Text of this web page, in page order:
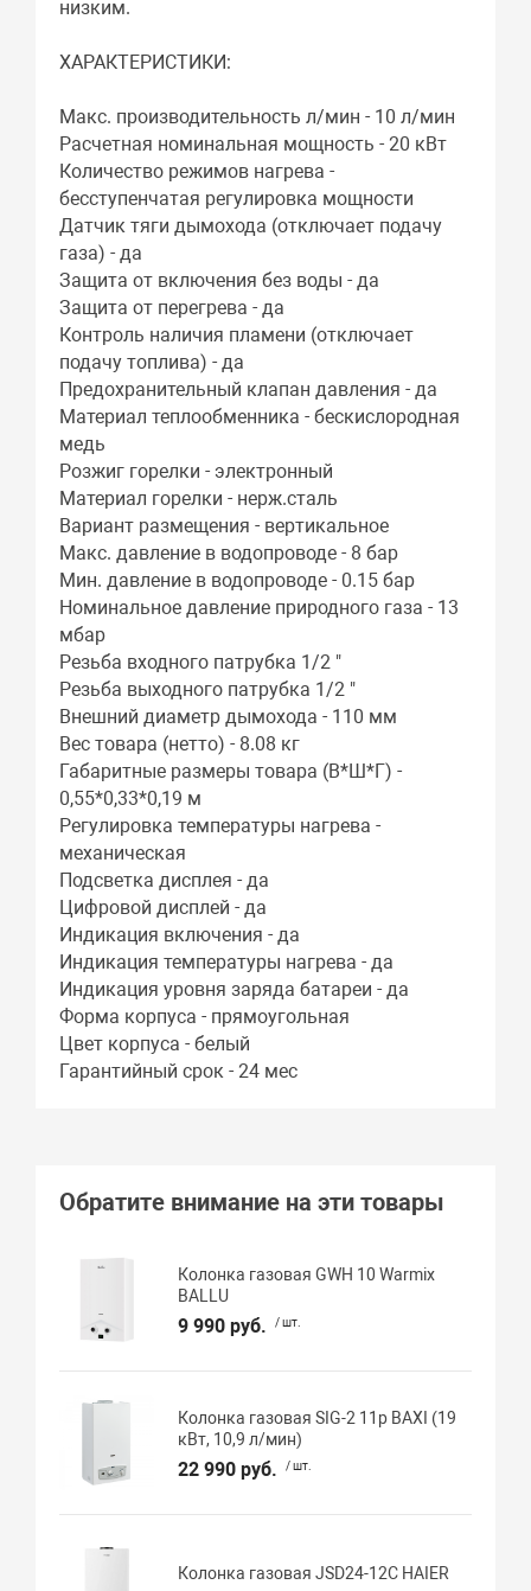
низким.
ХАРАКТЕРИСТИКИ:
Макс. производительность л/мин - 10 л/мин
Расчетная номинальная мощность - 20 кВт
Количество режимов нагрева -
бесступенчатая регулировка мощности
Датчик тяги дымохода (отключает подачу
газа) - да
Защита от включения без воды - да
Защита от перегрева - да
Контроль наличия пламени (отключает
подачу топлива) - да
Предохранительный клапан давления - да
Материал теплообменника - бескислородная
медь
Розжиг горелки - электронный
Материал горелки - нерж.сталь
Вариант размещения - вертикальное
Макс. давление в водопроводе - 8 бар
Мин. давление в водопроводе - 0.15 бар
Номинальное давление природного газа - 13
мбар
Резьба входного патрубка 1/2 "
Резьба выходного патрубка 1/2 "
Внешний диаметр дымохода - 110 мм
Вес товара (нетто) - 8.08 кг
Габаритные размеры товара (В*Ш*Г) -
0,55*0,33*0,19 м
Регулировка температуры нагрева -
механическая
Подсветка дисплея - да
Цифровой дисплей - да
Индикация включения - да
Индикация температуры нагрева - да
Индикация уровня заряда батареи - да
Форма корпуса - прямоугольная
Цвет корпуса - белый
Гарантийный срок - 24 мес
Обратите внимание на эти товары
Колонка газовая GWH 10 Warmix
BALLU
9 990 руб. / шт.
Колонка газовая SIG-2 11p BAXI (19
кВт, 10,9 л/мин)
22 990 руб. / шт.
Колонка газовая JSD24-12C HAIER